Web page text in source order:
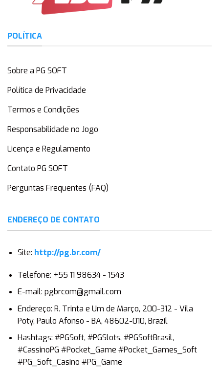
POLÍTICA
Sobre a PG SOFT
Política de Privacidade
Termos e Condições
Responsabilidade no Jogo
Licença e Regulamento
Contato PG SOFT
Perguntas Frequentes (FAQ)
ENDEREÇO DE CONTATO
Site: http://pg.br.com/
Telefone: +55 11 98634 - 1543
E-mail: pgbrcom@gmail.com
Endereço: R. Trinta e Um de Março, 200-312 - Vila
Poty, Paulo Afonso - BA, 48602-010, Brazil
Hashtags: #PGSoft, #PGSlots, #PGSoftBrasil,
#CassinoPG #Pocket_Game #Pocket_Games_Soft
#PG_Soft_Casino #PG_Game